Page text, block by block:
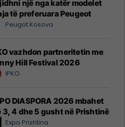
një nga katër modelet
të preferuara Peugeot
Peugot Kosova
vazhdon partneritetin me
Hill Festival 2026
IPKO
DIASPORA 2026 mbahet
3, 4 dhe 5 gusht në Prishtinë
Expo Prishtina